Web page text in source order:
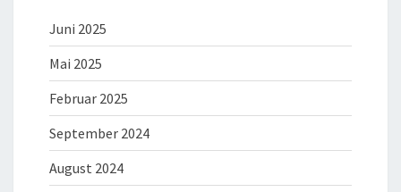
Juni 2025
Mai 2025
Februar 2025
September 2024
August 2024